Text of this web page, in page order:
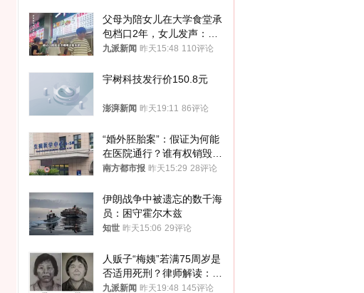
父母为陪女儿在大学食堂承
包档口2年，女儿发声：初
衷是为了陪伴，毕业后将不
九派新闻 昨天15:48 110评论
宇树科技发行价150.8元
澎湃新闻 昨天19:11 86评论
“婚外胚胎案”：假证为何能
在医院通行？谁有权销毁胚
胎？
南方都市报 昨天15:29 28评论
伊朗战争中被遗忘的数千海
员：困守霍尔木兹
知世 昨天15:06 29评论
人贩子“梅姨”若满75周岁是
否适用死刑？律师解读：很
大概率不会被判处死刑
九派新闻 昨天19:48 145评论